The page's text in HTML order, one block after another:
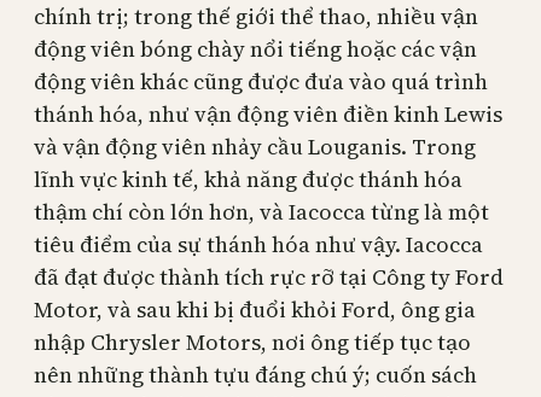
chính trị; trong thế giới thể thao, nhiều vận
động viên bóng chày nổi tiếng hoặc các vận
động viên khác cũng được đưa vào quá trình
thánh hóa, như vận động viên điền kinh Lewis
và vận động viên nhảy cầu Louganis. Trong
lĩnh vực kinh tế, khả năng được thánh hóa
thậm chí còn lớn hơn, và Iacocca từng là một
tiêu điểm của sự thánh hóa như vậy. Iacocca
đã đạt được thành tích rực rỡ tại Công ty Ford
Motor, và sau khi bị đuổi khỏi Ford, ông gia
nhập Chrysler Motors, nơi ông tiếp tục tạo
nên những thành tựu đáng chú ý; cuốn sách